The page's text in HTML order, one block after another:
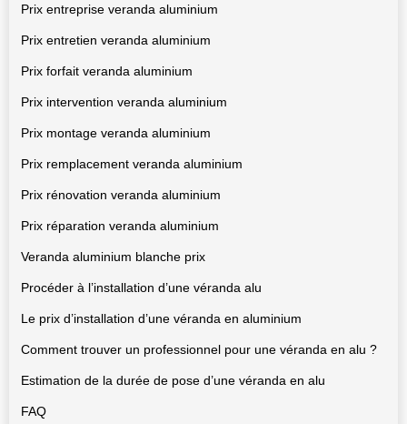
Prix entreprise veranda aluminium
Prix entretien veranda aluminium
Prix forfait veranda aluminium
Prix intervention veranda aluminium
Prix montage veranda aluminium
Prix remplacement veranda aluminium
Prix rénovation veranda aluminium
Prix réparation veranda aluminium
Veranda aluminium blanche prix
Procéder à l’installation d’une véranda alu
Le prix d’installation d’une véranda en aluminium
Comment trouver un professionnel pour une véranda en alu ?
Estimation de la durée de pose d’une véranda en alu
FAQ